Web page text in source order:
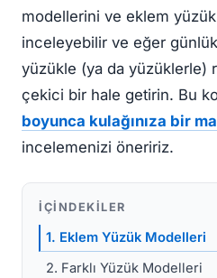
modellerini ve eklem yüzük
inceleyebilir ve eğer
yüzükle (ya da yüzüklerle)
çekici bir hale getirin. Bu
boyunca kulağınıza bir
incelemenizi öneririz.
İÇINDEKILER
1. Eklem Yüzük Modelleri
2. Farklı Yüzük Modelleri